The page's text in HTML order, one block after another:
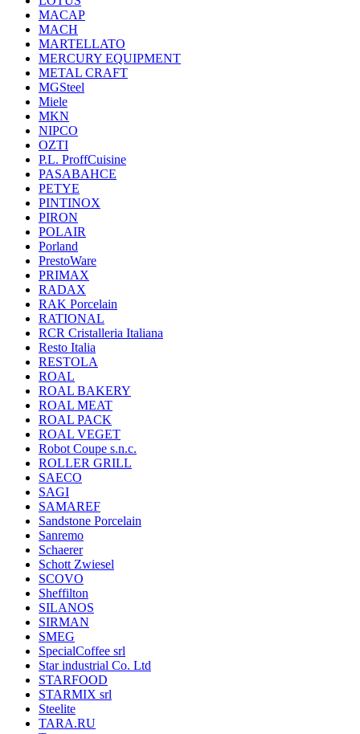
MACAP
MACH
MARTELLATO
MERCURY EQUIPMENT
METAL CRAFT
MGSteel
Miele
MKN
NIPCO
OZTI
P.L. ProffСuisine
PASABAHCE
PETYE
PINTINOX
PIRON
POLAIR
Porland
PrestoWare
PRIMAX
RADAX
RAK Porcelain
RATIONAL
RCR Cristalleria Italiana
Resto Italia
RESTOLA
ROAL
ROAL BAKERY
ROAL MEAT
ROAL PACK
ROAL VEGET
Robot Coupe s.n.c.
ROLLER GRILL
SAECO
SAGI
SAMAREF
Sandstone Porcelain
Sanremo
Schaerer
Schott Zwiesel
SCOVO
Sheffilton
SILANOS
SIRMAN
SMEG
SpecialCoffee srl
Star industrial Co. Ltd
STARFOOD
STARMIX srl
Steelite
TARA.RU